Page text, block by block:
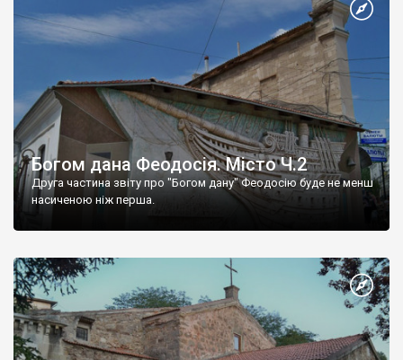
Богом дана Феодосія. Місто Ч.2
Друга частина звіту про "Богом дану" Феодосію буде не менш
насиченою ніж перша.